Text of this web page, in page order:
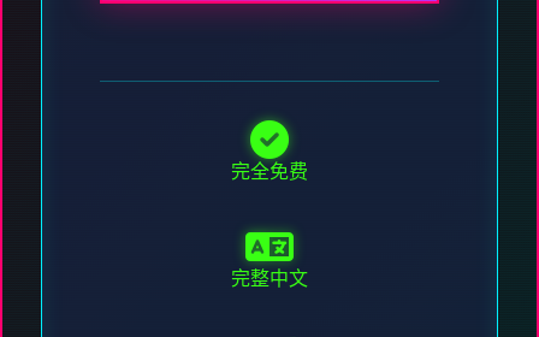
完全免费
完整中文